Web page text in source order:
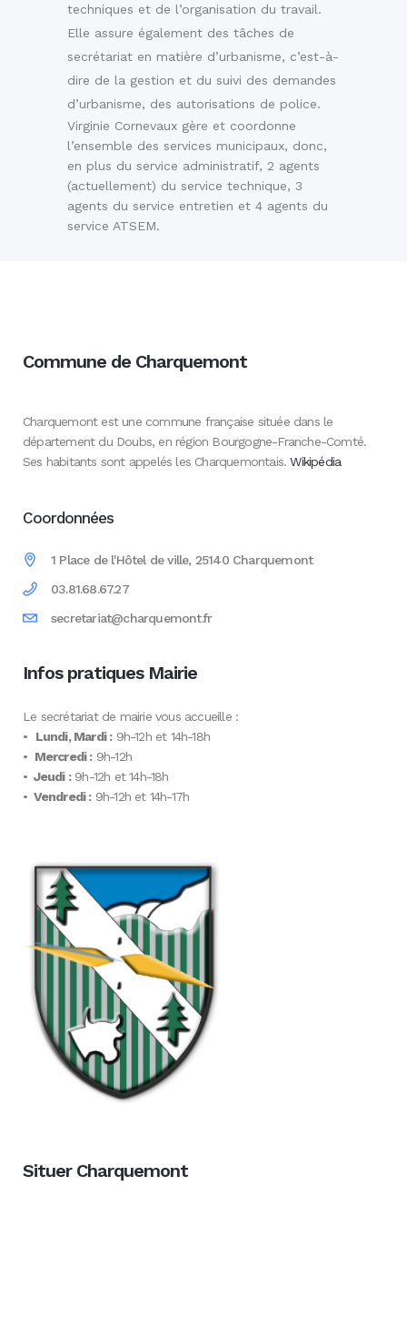
techniques et de l’organisation du travail.
Elle assure également des tâches de
secrétariat en matière d’urbanisme, c’est-à-
dire de la gestion et du suivi des demandes
d’urbanisme, des autorisations de police.
Virginie Cornevaux gère et coordonne
l’ensemble des services municipaux, donc,
en plus du service administratif, 2 agents
(actuellement) du service technique, 3
agents du service entretien et 4 agents du
service ATSEM.
Commune de Charquemont
Charquemont est une commune française située dans le
département du Doubs, en région Bourgogne-Franche-Comté.
Ses habitants sont appelés les Charquemontais.Wikipédia
Coordonnées
1 Place de l'Hôtel de ville, 25140 Charquemont
03.81.68.67.27
secretariat@charquemont.fr
Infos pratiques Mairie
Le secrétariat de mairie vous accueille :
• Lundi, Mardi :9h-12h et 14h-18h
• Mercredi :9h-12h
• Jeudi :9h-12h et 14h-18h
• Vendredi :9h-12h et 14h-17h
Situer Charquemont